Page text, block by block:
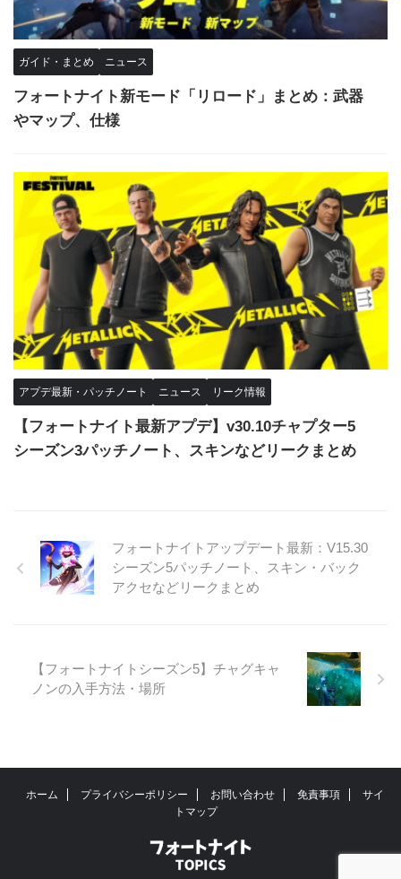
ガイド・まとめ ニュース
フォートナイト新モード「リロード」まとめ：武器
やマップ、仕様
アプデ最新・パッチノート ニュース リーク情報
【フォートナイト最新アプデ】v30.10チャプター5
シーズン3パッチノート、スキンなどリークまとめ
フォートナイトアップデート最新：V15.30
シーズン5パッチノート、スキン・バック
アクセなどリークまとめ
【フォートナイトシーズン5】チャグキャ
ノンの入手方法・場所
ホーム プライバシーポリシー お問い合わせ 免責事項
サイ
トマップ